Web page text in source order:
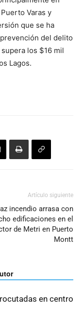
Varas y
que se ha
del delito
los $16 mil
Lagos.
Artículo siguiente
incendio arrasa con
edificaciones en el
de Metri en Puerto
Montt
en centro